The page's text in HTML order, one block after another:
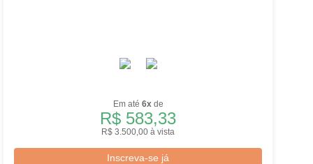
Em até 6x de
R$ 583,33
R$ 3.500,00 à vista
Inscreva-se já